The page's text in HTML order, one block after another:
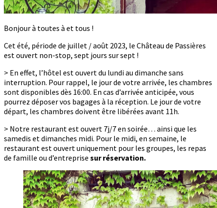
Bonjour à toutes à et tous !
Cet été, période de juillet / août 2023, le Château de Passières
est ouvert non-stop, sept jours sur sept !
> En effet, l’hôtel est ouvert du lundi au dimanche sans
interruption. Pour rappel, le jour de votre arrivée, les chambres
sont disponibles dès 16:00. En cas d’arrivée anticipée, vous
pourrez déposer vos bagages à la réception. Le jour de votre
départ, les chambres doivent être libérées avant 11h.
> Notre restaurant est ouvert 7j/7 en soirée… ainsi que les
samedis et dimanches midi. Pour le midi, en semaine, le
restaurant est ouvert uniquement pour les groupes, les repas
de famille ou d’entreprise sur réservation.